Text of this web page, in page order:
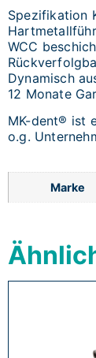
Spezifikation
WCC
Dynamisch
12 Monate
MK-dent® ist
o.g.
Marke